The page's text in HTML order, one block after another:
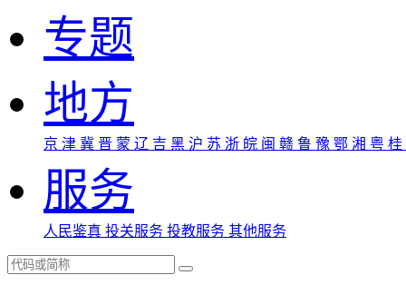
专题
地方
京 津 冀 晋 蒙 辽 吉 黑 沪 苏 浙 皖 闽 赣 鲁 豫 鄂 湘 粤 桂
服务
人民鉴真 投关服务 投教服务 其他服务